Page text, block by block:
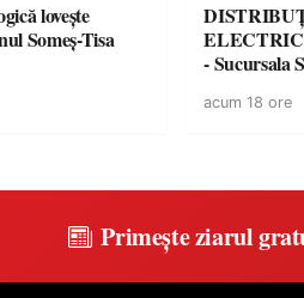
lovește
Someș-Tisa
- Sucursala
energie
acum 18 ore
Primește ziarul